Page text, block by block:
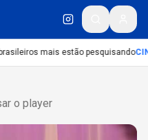
mais estão pesquisando
o player